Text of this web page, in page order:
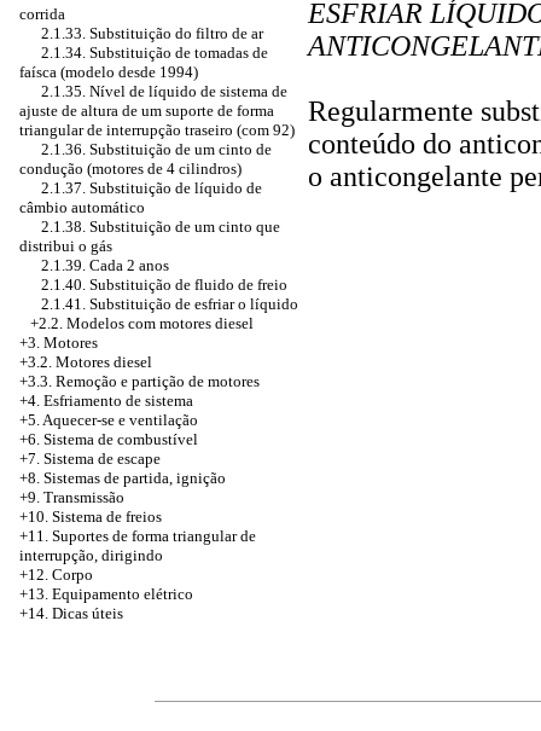
corrida
2.1.33. Substituição do filtro de ar
2.1.34. Substituição de tomadas de
faísca (modelo desde 1994)
2.1.35. Nível de líquido de sistema de
ajuste de altura de um suporte de forma
triangular de interrupção traseiro (com 92)
2.1.36. Substituição de um cinto de
condução (motores de 4 cilindros)
2.1.37. Substituição de líquido de
câmbio automático
2.1.38. Substituição de um cinto que
distribui o gás
2.1.39. Cada 2 anos
2.1.40. Substituição de fluido de freio
2.1.41. Substituição de esfriar o líquido
+2.2. Modelos com motores diesel
+3. Motores
+3.2. Motores diesel
+3.3. Remoção e partição de motores
+4. Esfriamento de sistema
+5. Aquecer-se e ventilação
+6. Sistema de combustível
+7. Sistema de escape
+8. Sistemas de partida, ignição
+9. Transmissão
+10. Sistema de freios
+11. Suportes de forma triangular de
interrupção, dirigindo
+12. Corpo
+13. Equipamento elétrico
+14. Dicas úteis
ESFRIAR
Regularmente
conteúdo do
o anticongelante